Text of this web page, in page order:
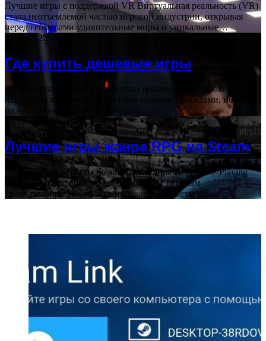
Лучшие игры с поддержкой VR Виртуальная реальность (VR)
стала неотъемлемой частью игровой индустрии, открывая
перед геймерами удивительные миры и уникальные…
21.12.2025
Где купить дешевые игры
Лучшие платформы для покупки дешевых игр Игровая
индустрия постоянно радует нас новыми проектами, но цены
на игры порой оставляют желать…
Лучшие игры жанра RPG на Steam
Лучшие RPG игры на Steam Игры жанра RPG (Role-Playing
Game) на платформе Steam предлагают игрокам
увлекательные миры, захватывающие сюжеты и…